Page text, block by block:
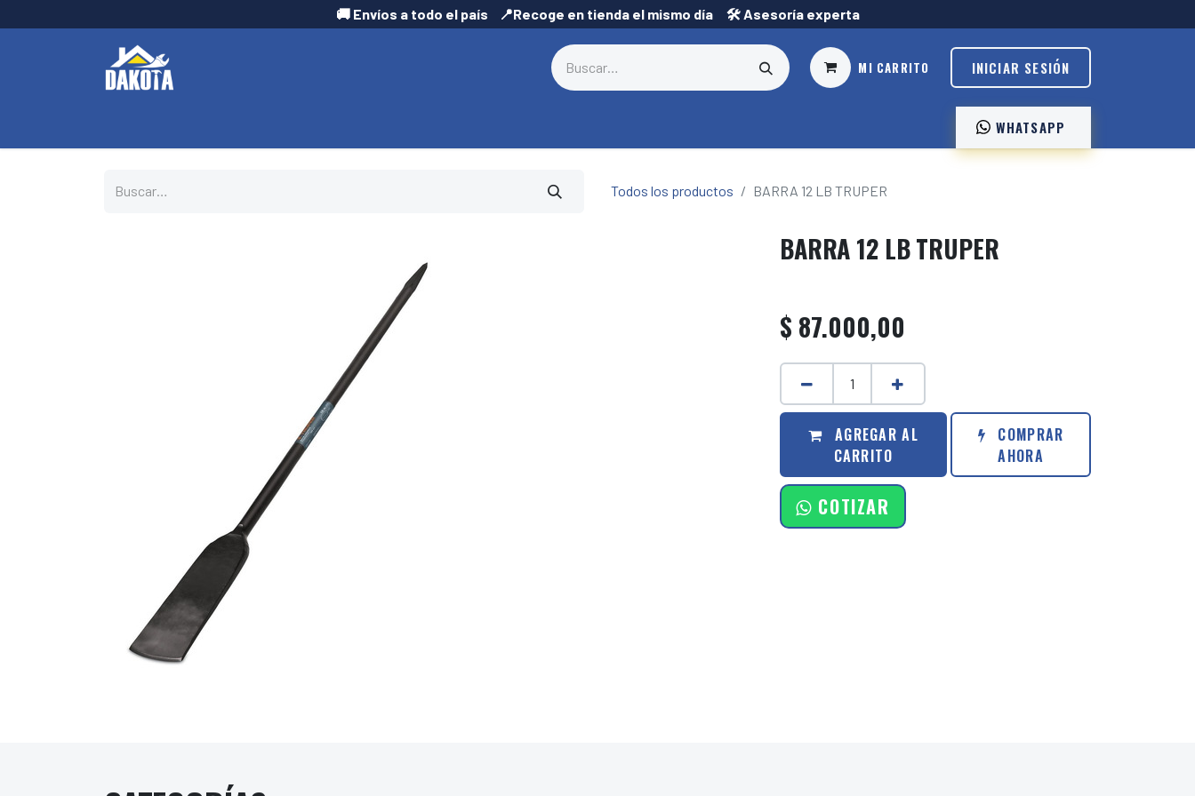
🚚 Envíos a todo el país 📍Recoge en tienda el mismo día 🛠️ Asesoría experta
MI CARRITO INICIAR SESIÓN
WHATSAPP ️
Todos los productos BARRA 12 LB TRUPER
BARRA 12 LB TRUPER
$ 87.000,00
AGREGAR AL
CARRITO
COMPRAR
AHORA
COTIZAR